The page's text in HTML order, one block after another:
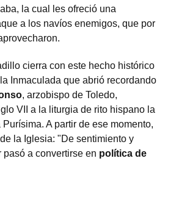
la cual les ofreció una
a los navíos enemigos, que por
cierra con este hecho histórico
Inmaculada que abrió recordando
, arzobispo de Toledo,
VII a la liturgia de rito hispano la
A partir de ese momento,
la Iglesia: "De sentimiento y
a convertirse en política de